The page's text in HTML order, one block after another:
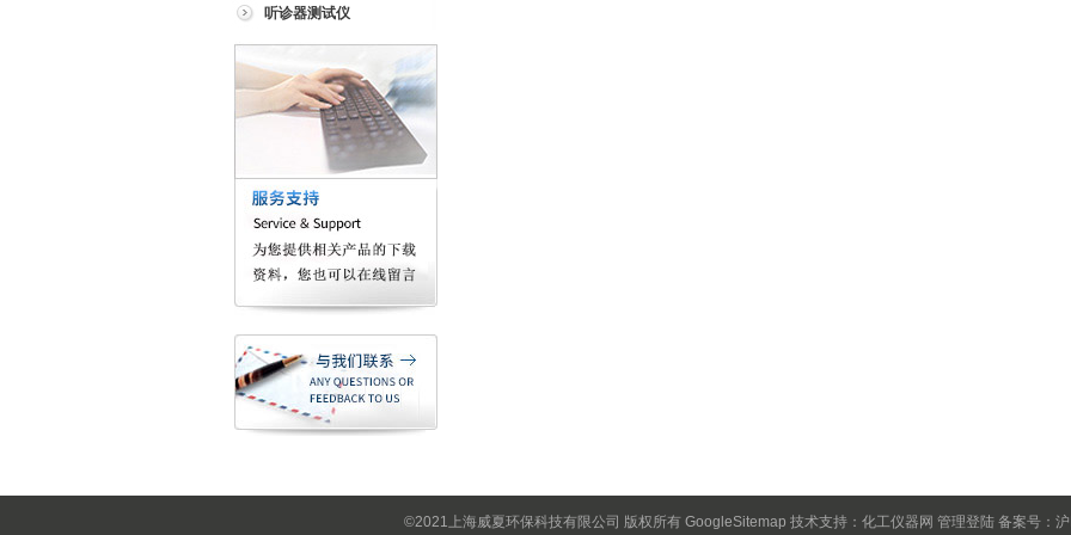
听诊器测试仪
©2021上海威夏环保科技有限公司 版权所有 GoogleSitemap 技术支持： 化工仪器网 管理登陆 备案号：